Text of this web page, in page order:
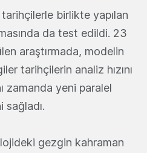
birlikte yapılan
da test edildi. 23
araştırmada, modelin
tarihçilerin analiz hızını
zamanda yeni paralel
sağladı.
gezgin kahraman